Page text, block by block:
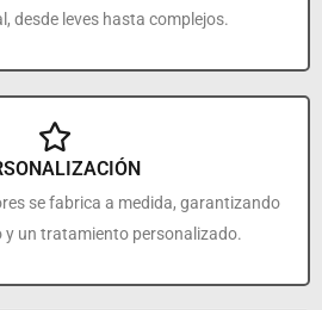
desde leves hasta complejos.
se fabrica a medida, garantizando
y un tratamiento personalizado.